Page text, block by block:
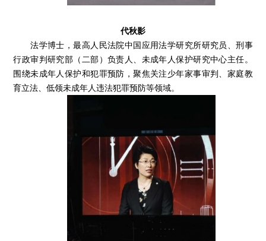
代秋影
法学博士，最高人民法院中国应用法学研究所研究员、刑事
行政审判研究部（二部）负责人、未成年人保护研究中心主任。
围绕未成年人保护和犯罪预防，聚焦关注少年家事审判、家庭教
育立法、低领未成年人违法犯罪预防等领域。